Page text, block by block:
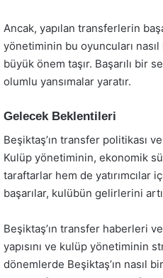
Ancak, yapılan transferlerin
yönetiminin bu oyuncuları
büyük önem taşır. Başarılı bir
olumlu yansımalar yaratır.
Gelecek Beklentileri
Beşiktaş’ın transfer politikası
Kulüp yönetiminin, ekonomik
taraftarlar hem de yatırımcılar
başarılar, kulübün gelirlerini
Beşiktaş’ın transfer haberleri
yapısını ve kulüp yönetiminin
dönemlerde Beşiktaş’ın nasıl